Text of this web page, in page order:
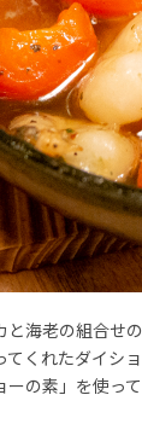
と海老の組合せ
てくれたダイシ
ーの素」を使っ